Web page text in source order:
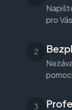
pro